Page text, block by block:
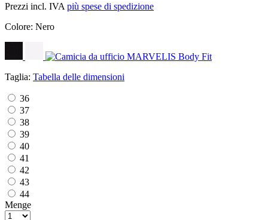
Prezzi incl. IVA più spese di spedizione
Colore: Nero
Taglia: Tabella delle dimensioni
36
37
38
39
40
41
42
43
44
Menge